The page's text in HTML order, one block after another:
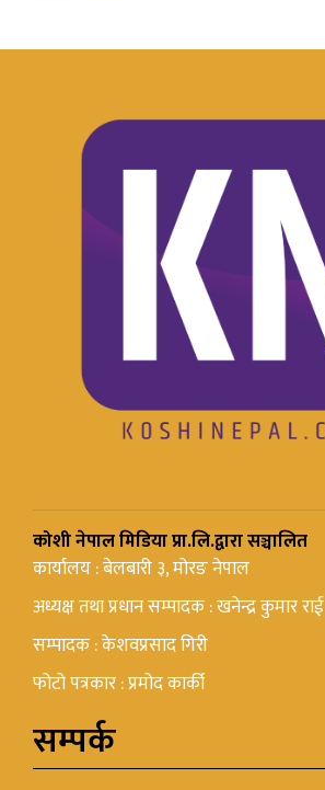
कोशी नेपाल मिडिया प्रा.लि.द्वारा सञ्चालित
कार्यालय : बेलबारी ३, मोरङ नेपाल
अध्यक्ष तथा प्रधान सम्पादक : खनेन्द्र कुमार राई
सम्पादक : केशवप्रसाद गिरी
फोटो पत्रकार : प्रमोद कार्की
सम्पर्क